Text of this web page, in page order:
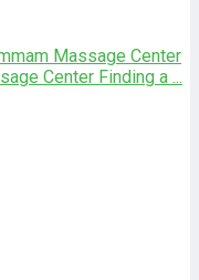
Massage Center
Center Finding a ...